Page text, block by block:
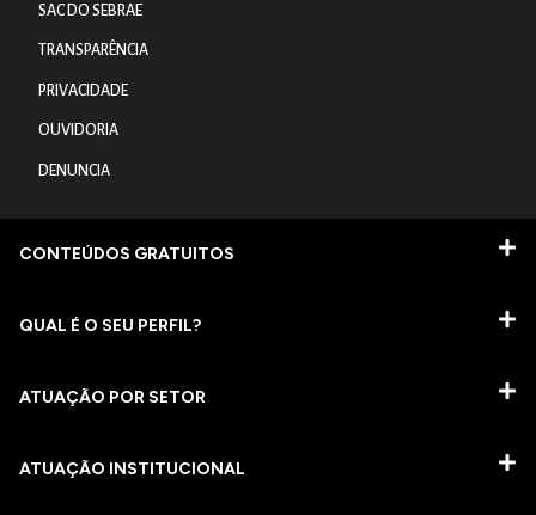
SAC DO SEBRAE
TRANSPARÊNCIA
PRIVACIDADE
OUVIDORIA
DENUNCIA
CONTEÚDOS GRATUITOS
QUAL É O SEU PERFIL?
ATUAÇÃO POR SETOR
ATUAÇÃO INSTITUCIONAL